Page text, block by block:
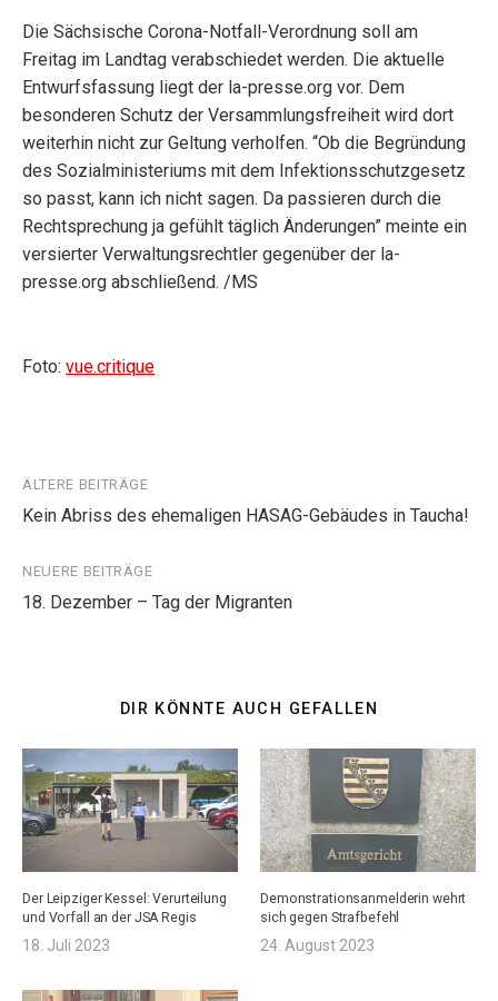
Die Sächsische Corona-Notfall-Verordnung soll am
Freitag im Landtag verabschiedet werden. Die aktuelle
Entwurfsfassung liegt der la-presse.org vor. Dem
besonderen Schutz der Versammlungsfreiheit wird dort
weiterhin nicht zur Geltung verholfen. “Ob die Begründung
des Sozialministeriums mit dem Infektionsschutzgesetz
so passt, kann ich nicht sagen. Da passieren durch die
Rechtsprechung ja gefühlt täglich Änderungen” meinte ein
versierter Verwaltungsrechtler gegenüber der la-
presse.org abschließend. /MS
Foto: vue.critique
Beitragsnavigation
ÄLTERE BEITRÄGE
Kein Abriss des ehemaligen HASAG-Gebäudes in Taucha!
NEUERE BEITRÄGE
18. Dezember – Tag der Migranten
DIR KÖNNTE AUCH GEFALLEN
Der Leipziger Kessel: Verurteilung
und Vorfall an der JSA Regis
18. Juli 2023
Demonstrationsanmelderin wehrt
sich gegen Strafbefehl
24. August 2023